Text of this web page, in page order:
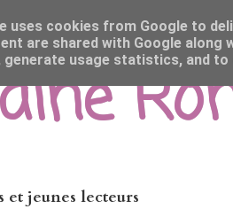
jeunes lecteurs
uses cookies from Google to
are shared with Google
generate usage statistics, and to